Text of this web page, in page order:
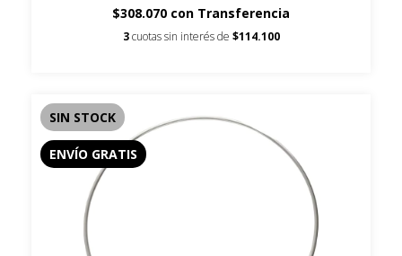
$308.070 con Transferencia
3 cuotas sin interés de $114.100
SIN STOCK
ENVÍO GRATIS